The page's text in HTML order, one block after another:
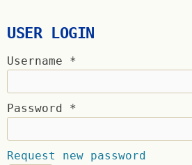
USER LOGIN
Username *
Password *
Request new password